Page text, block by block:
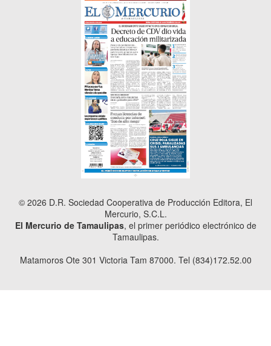
© 2026 D.R. Sociedad Cooperativa de Producción Editora, El
Mercurio, S.C.L.
El Mercurio de Tamaulipas, el primer periódico electrónico de
Tamaulipas.
Matamoros Ote 301 Victoria Tam 87000. Tel (834)172.52.00